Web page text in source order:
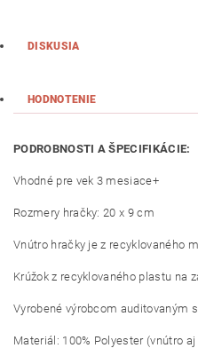
DISKUSIA
HODNOTENIE
PODROBNOSTI A ŠPECIFIKÁCIE:
Vhodné pre vek 3 mesiace+
Rozmery hračky: 20 x 9 cm
Vnútro hračky je z recyklovaného
Krúžok z recyklovaného plastu na
Vyrobené výrobcom auditovaným
Materiál: 100% Polyester (vnútro